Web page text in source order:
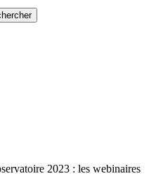
2023 : les webinaires